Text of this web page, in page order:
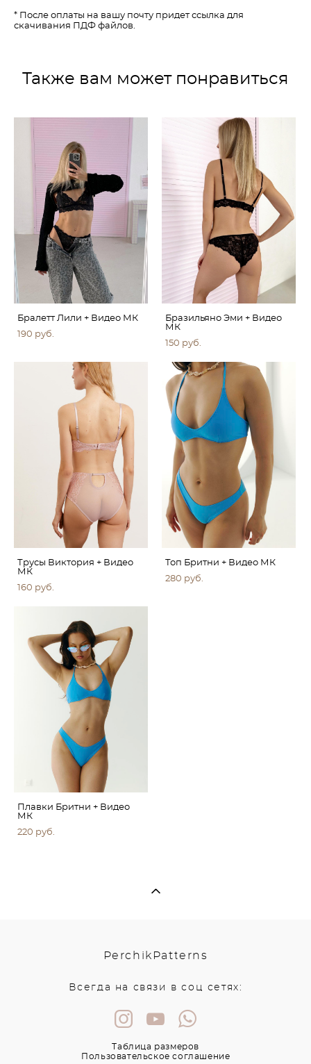
* После оплаты на вашу почту придет ссылка для
скачивания ПДФ файлов.
Также вам может понравиться
Бралетт Лили + Видео МК
190 pуб.
Бразильяно Эми + Видео
МК
150 pуб.
Трусы Виктория + Видео
МК
160 pуб.
Топ Бритни + Видео МК
280 pуб.
Плавки Бритни + Видео
МК
220 pуб.
PerchikPatterns
Всегда на связи в соц сетях:
Таблица размеров
Пользовательское соглашение